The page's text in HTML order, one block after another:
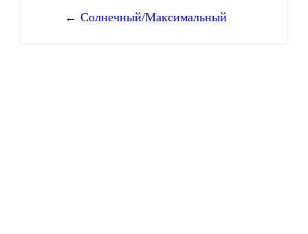
← Солнечный/Максимальный